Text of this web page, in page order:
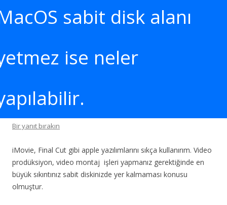
sabit disk alanı
ise neler
Bir yanıt bırakın
iMovie, Final Cut gibi apple yazılımlarını sıkça kullanırım. Video
prodüksiyon, video montaj işleri yapmanız gerektiğinde en
büyük sıkıntınız sabit diskinizde yer kalmaması konusu
olmuştur.